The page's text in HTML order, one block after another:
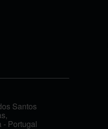
Santos
- Portugal